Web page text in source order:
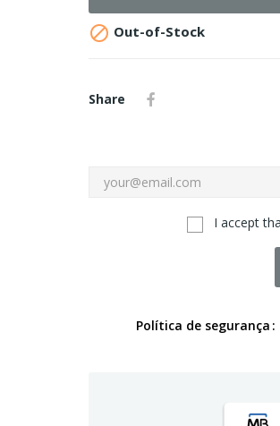
 Out-of-Stock
Share
I accept
Política de segurança